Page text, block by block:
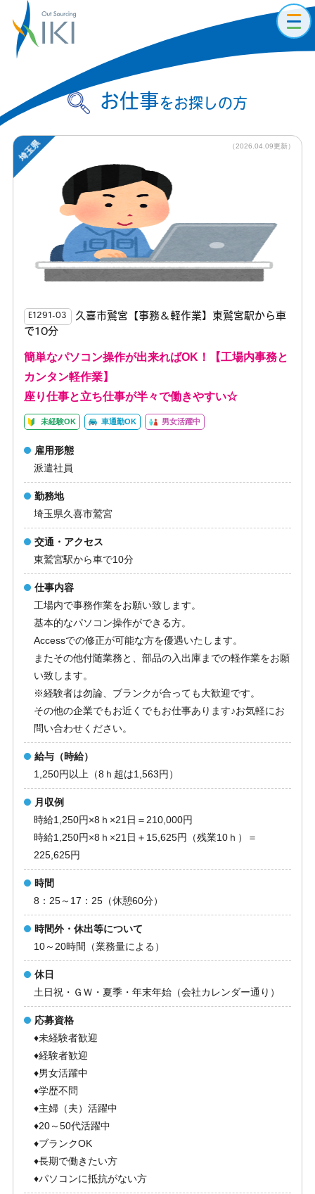
お仕事をお探しの方
E1291-03
久喜市鷲宮【事務＆軽作業】東鷲宮駅から車
で10分
簡単なパソコン操作が出来ればOK！【工場内事務と
カンタン軽作業】
座り仕事と立ち仕事が半々で働きやすい☆
未経験OK 車通勤OK 男女活躍中
雇用形態
派遣社員
勤務地
埼玉県久喜市鷲宮
交通・アクセス
東鷲宮駅から車で10分
仕事内容
工場内で事務作業をお願い致します。
基本的なパソコン操作ができる方。
Accessでの修正が可能な方を優遇いたします。
またその他付随業務と、部品の入出庫までの軽作業をお願
い致します。
※経験者は勿論、ブランクが合っても大歓迎です。
その他の企業でもお近くでもお仕事あります♪お気軽にお
問い合わせください。
給与（時給）
1,250円以上（8ｈ超は1,563円）
月収例
時給1,250円×8ｈ×21日＝210,000円
時給1,250円×8ｈ×21日＋15,625円（残業10ｈ）＝
225,625円
時間
8：25～17：25（休憩60分）
時間外・休出等について
10～20時間（業務量による）
休日
土日祝・ＧＷ・夏季・年末年始（会社カレンダー通り）
応募資格
♦未経験者歓迎
♦経験者歓迎
♦男女活躍中
♦学歴不問
♦主婦（夫）活躍中
♦20～50代活躍中
♦ブランクOK
♦長期で働きたい方
♦パソコンに抵抗がない方
（2026.04.09更新）
埼玉県